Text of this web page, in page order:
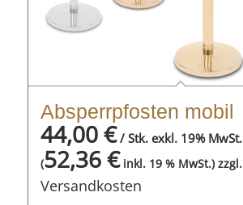
Absperrpfosten mobil
44,00€/ Stk. exkl. 19% MwSt.
(52,36€inkl. 19 % MwSt.) zzgl.
Versandkosten